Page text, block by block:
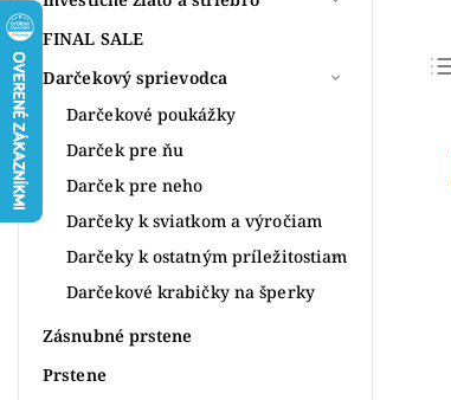
FINAL SALE
Darčekový sprievodca
Darčekové poukážky
Darček pre ňu
Darček pre neho
Darčeky k sviatkom a výročiam
Darčeky k ostatným príležitostiam
Darčekové krabičky na šperky
Zásnubné prstene
Prstene